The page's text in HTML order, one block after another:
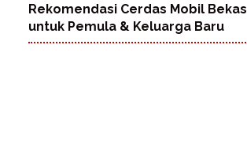
Rekomendasi Cerdas Mobil Bekas
untuk Pemula & Keluarga Baru